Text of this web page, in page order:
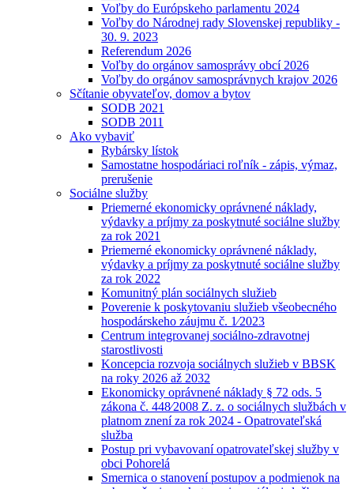
Voľby do Európskeho parlamentu 2024
Voľby do Národnej rady Slovenskej republiky -
30. 9. 2023
Referendum 2026
Voľby do orgánov samosprávy obcí 2026
Voľby do orgánov samosprávnych krajov 2026
Sčítanie obyvateľov, domov a bytov
SODB 2021
SODB 2011
Ako vybaviť
Rybársky lístok
Samostatne hospodáriaci roľník - zápis, výmaz,
prerušenie
Sociálne služby
Priemerné ekonomicky oprávnené náklady,
výdavky a príjmy za poskytnuté sociálne služby
za rok 2021
Priemerné ekonomicky oprávnené náklady,
výdavky a príjmy za poskytnuté sociálne služby
za rok 2022
Komunitný plán sociálnych služieb
Poverenie k poskytovaniu služieb všeobecného
hospodárskeho záujmu č. 1⁄2023
Centrum integrovanej sociálno-zdravotnej
starostlivosti
Koncepcia rozvoja sociálnych služieb v BBSK
na roky 2026 až 2032
Ekonomicky oprávnené náklady § 72 ods. 5
zákona č. 448⁄2008 Z. z. o sociálnych službách v
platnom znení za rok 2024 - Opatrovateľská
služba
Postup pri vybavovaní opatrovateľskej služby v
obci Pohorelá
Smernica o stanovení postupov a podmienok na